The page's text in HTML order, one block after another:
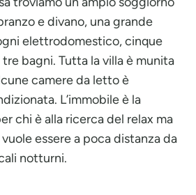
e divano, una grande
elettrodomestico, cinque
bagni. Tutta la villa è munita
camere da letto è
L’immobile è la
chi è alla ricerca del relax ma
essere a poca distanza da
notturni.